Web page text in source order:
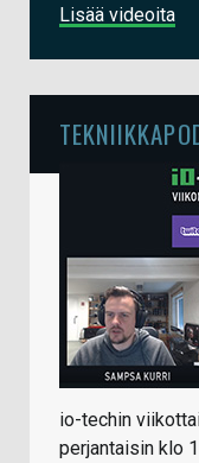
Lisää videoita
io-techin
perjantaisin klo